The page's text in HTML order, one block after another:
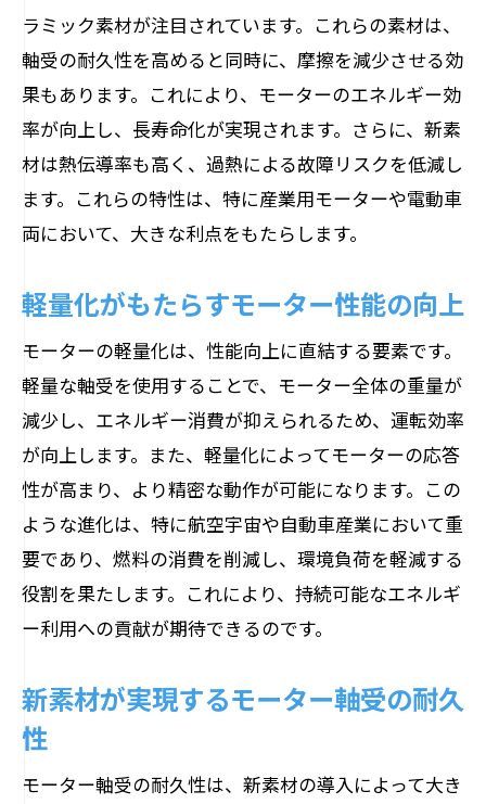
ラミック素材が注目されています。これらの素材は、
軸受の耐久性を高めると同時に、摩擦を減少させる効
果もあります。これにより、モーターのエネルギー効
率が向上し、長寿命化が実現されます。さらに、新素
材は熱伝導率も高く、過熱による故障リスクを低減し
ます。これらの特性は、特に産業用モーターや電動車
両において、大きな利点をもたらします。
軽量化がもたらすモーター性能の向上
モーターの軽量化は、性能向上に直結する要素です。
軽量な軸受を使用することで、モーター全体の重量が
減少し、エネルギー消費が抑えられるため、運転効率
が向上します。また、軽量化によってモーターの応答
性が高まり、より精密な動作が可能になります。この
ような進化は、特に航空宇宙や自動車産業において重
要であり、燃料の消費を削減し、環境負荷を軽減する
役割を果たします。これにより、持続可能なエネルギ
ー利用への貢献が期待できるのです。
新素材が実現するモーター軸受の耐久
性
モーター軸受の耐久性は、新素材の導入によって大き